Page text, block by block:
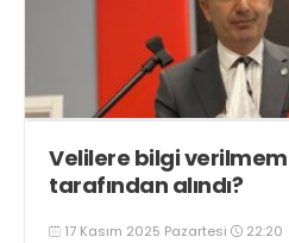
Velilere bilgi
tarafından alındı?
17 Kasım 2025 Pazartesi 22:20